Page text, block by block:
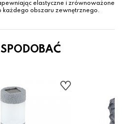
elastyczne i zrównoważone
obszaru zewnętrznego.